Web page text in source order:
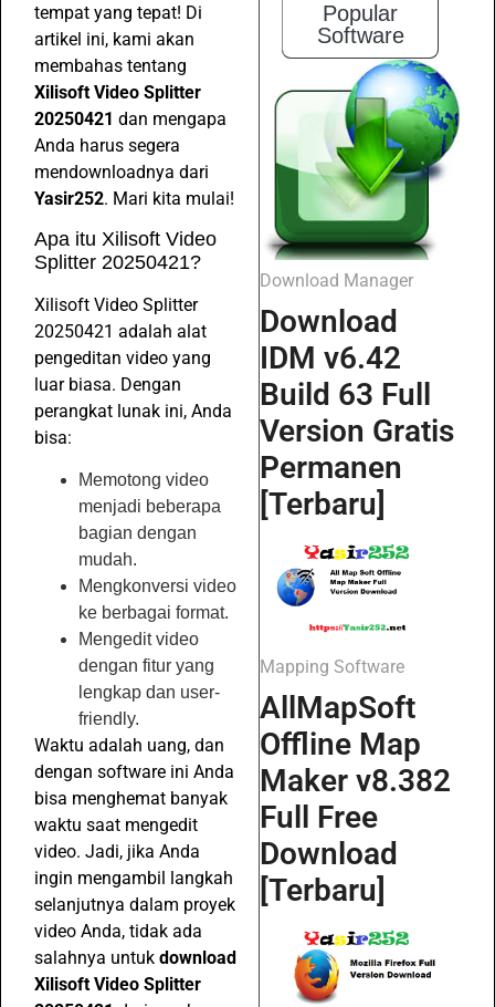
tempat yang tepat! Di
artikel ini, kami akan
membahas tentang
Xilisoft Video Splitter
20250421 dan mengapa
Anda harus segera
mendownloadnya dari
Yasir252. Mari kita mulai!
Apa itu Xilisoft Video
Splitter 20250421?
Xilisoft Video Splitter
20250421 adalah alat
pengeditan video yang
luar biasa. Dengan
perangkat lunak ini, Anda
bisa:
Memotong video
menjadi beberapa
bagian dengan
mudah.
Mengkonversi video
ke berbagai format.
Mengedit video
dengan fitur yang
lengkap dan user-
friendly.
Waktu adalah uang, dan
dengan software ini Anda
bisa menghemat banyak
waktu saat mengedit
video. Jadi, jika Anda
ingin mengambil langkah
selanjutnya dalam proyek
video Anda, tidak ada
salahnya untuk download
Xilisoft Video Splitter
Popular
Software
Download Manager
Download
IDM v6.42
Build 63 Full
Version Gratis
Permanen
[Terbaru]
Mapping Software
AllMapSoft
Offline Map
Maker v8.382
Full Free
Download
[Terbaru]